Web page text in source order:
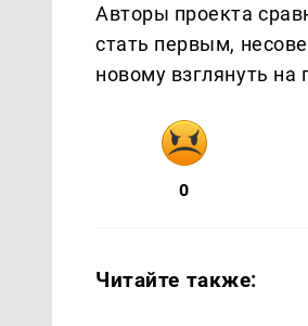
Авторы проекта
стать первым,
новому взглянуть на
0
Читайте также: